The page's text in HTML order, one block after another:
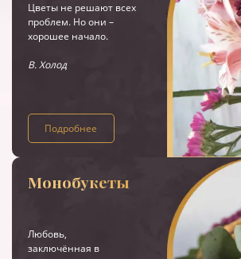
Цветы не решают всех
проблем. Но они –
хорошее начало.
В. Холод
Подробнее
Монобукеты
Любовь,
заключённая в